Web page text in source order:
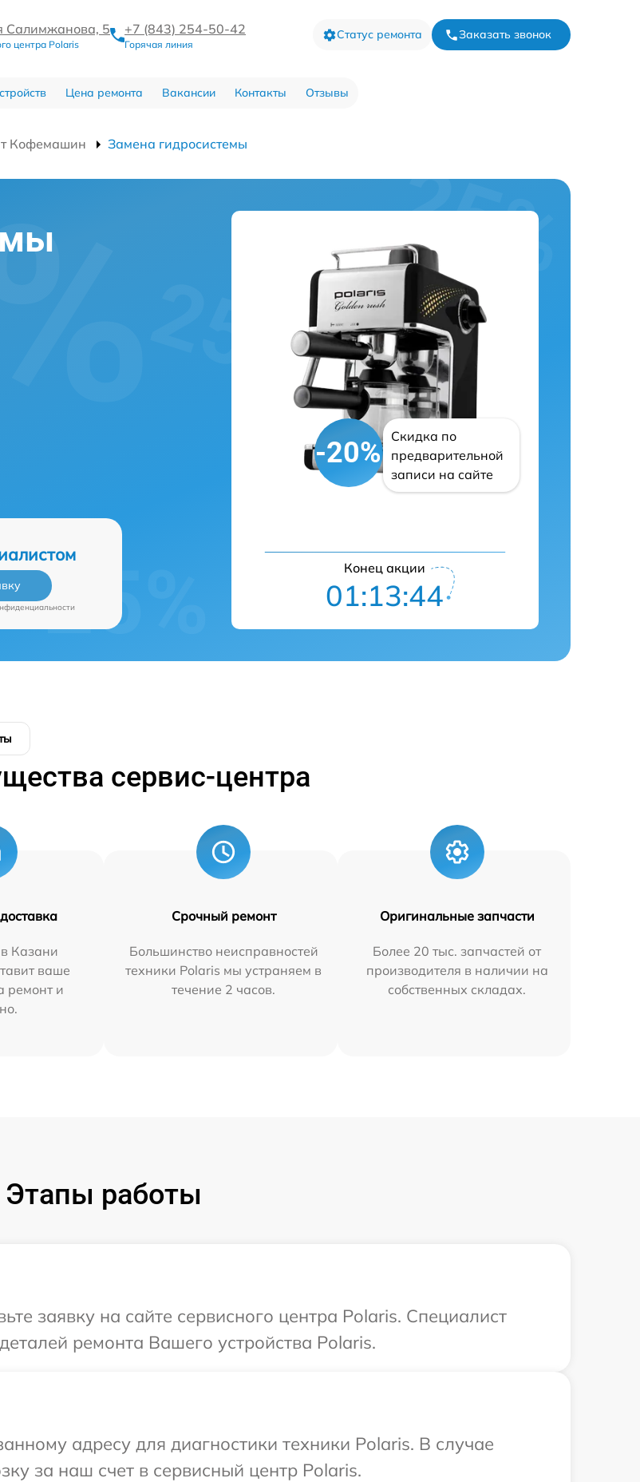
Салимжанова, 5
центра Polaris
+7 (843) 254-50-42
Горячая линия
Статус ремонта Заказать звонок
Цена ремонта Вакансии Контакты Отзывы
Кофемашин Замена гидросистемы
-20%
Скидка по
предварительной
записи на сайте
Конец акции
01:13:43
сервис-центра
Казани
ваше
ремонт и
Срочный ремонт
Большинство неисправностей
техники Polaris мы устраняем в
течение 2 часов.
Оригинальные запчасти
Более 20 тыс. запчастей от
производителя в наличии на
собственных складах.
Этапы работы
заявку на сайте сервисного центра Polaris. Специалист
ремонта Вашего устройства Polaris.
адресу для диагностики техники Polaris. В случае
за наш счет в сервисный центр Polaris.